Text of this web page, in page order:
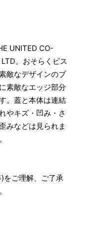
UNITED CO-
。おそらくビス
敵なデザインのブ
素敵なエッジ部分
。蓋と本体は連結
やキズ・凹み・さ
みなどは見られま
をご理解、ご了承